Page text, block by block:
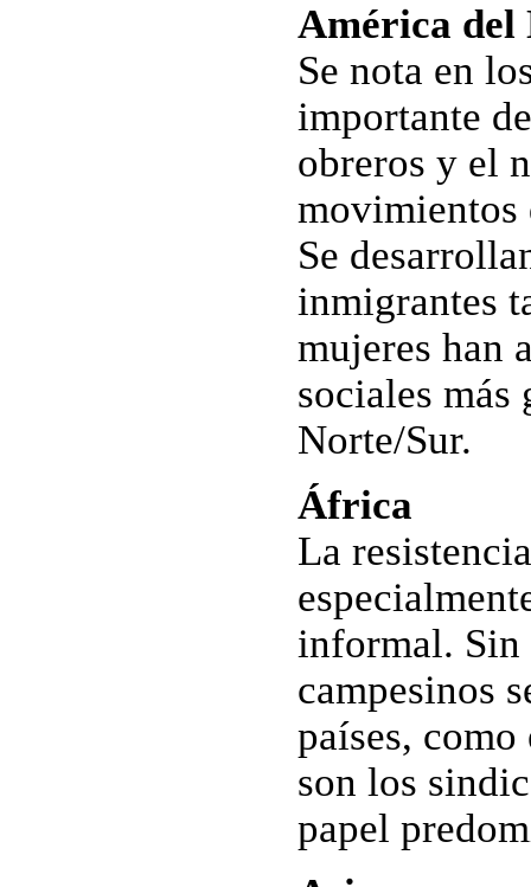
América del
Se nota en
importante
obreros y el
movimientos
Se
inmigrantes
mujeres han
sociales más
Norte/Sur.
África
La
informal. Sin
campesinos
países,
son los
papel